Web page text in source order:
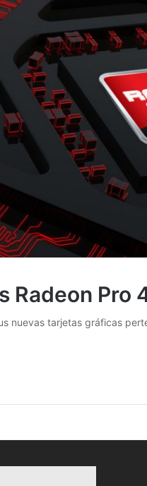
Radeon Pro
nuevas tarjetas gráficas